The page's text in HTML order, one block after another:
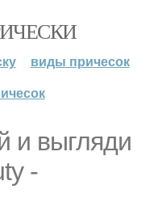
виды причесок
и выгляди
-